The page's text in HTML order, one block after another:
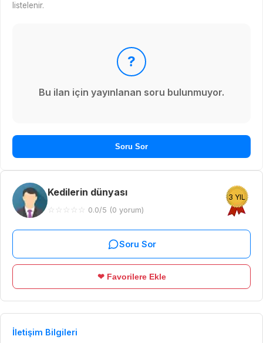
listelenir.
?
Bu ilan için yayınlanan soru bulunmuyor.
Soru Sor
Kedilerin dünyası
☆ ☆ ☆ ☆ ☆ 0.0/5 (0 yorum)
3 YIL
Soru Sor
❤ Favorilere Ekle
İletişim Bilgileri